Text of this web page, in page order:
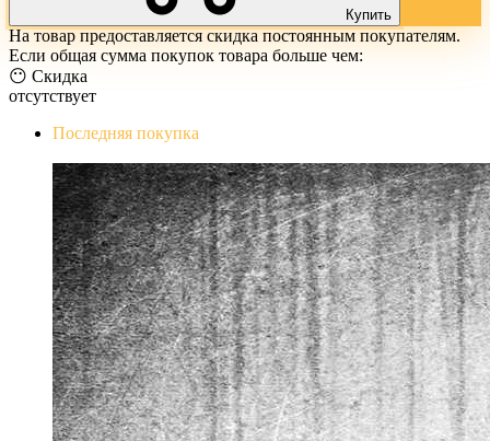
Купить
На товар предоставляется скидка постоянным покупателям.
Если общая сумма покупок товара больше чем:
😶 Скидка
отсутствует
Последняя покупка